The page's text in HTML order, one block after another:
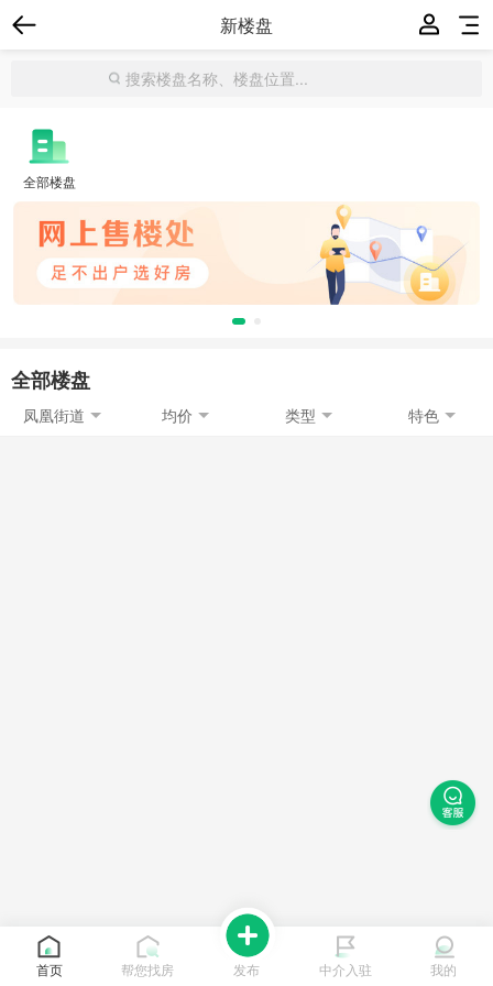
新楼盘
全部楼盘
全部楼盘
凤凰街道 均价 类型 特色
首页 帮您找房 发布 中介入驻 我的